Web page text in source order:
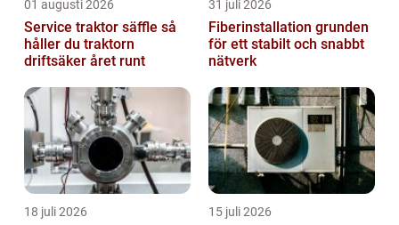
01 augusti 2026
Service traktor säffle så
håller du traktorn
driftsäker året runt
31 juli 2026
Fiberinstallation grunden
för ett stabilt och snabbt
nätverk
18 juli 2026 15 juli 2026